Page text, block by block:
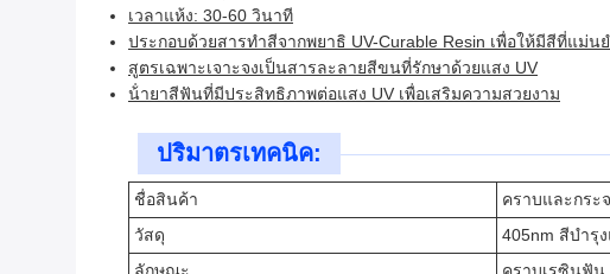
เวลาแห้ง: 30-60 วินาที
ประกอบด้วยสารทําสีจากพยาธิ UV-Curable Resin เพื่อให้มีสีที่แม่
สูตรเฉพาะเจาะจงเป็นสารละลายสีขนที่รักษาด้วยแสง UV
น้ํายาสีฟันที่มีประสิทธิภาพต่อแสง UV เพื่อเสริมความสวยงาม
ปริมาตรเทคนิค:
ชื่อสินค้า
คราบและกระ
วัสดุ
405nm สีบํารุ